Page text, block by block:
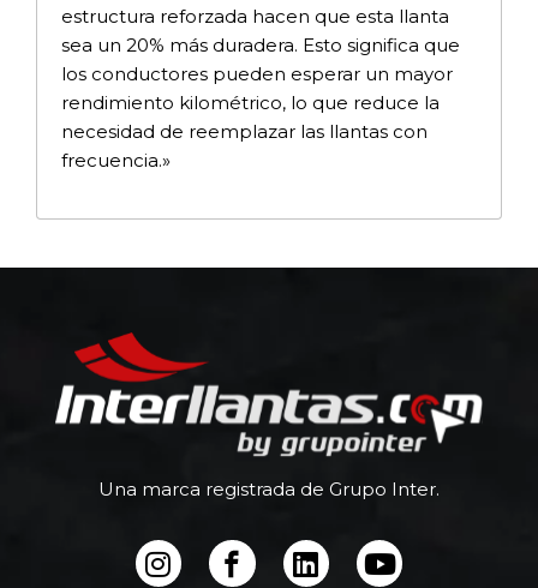
estructura reforzada hacen que esta llanta
sea un 20% más duradera. Esto significa que
los conductores pueden esperar un mayor
rendimiento kilométrico, lo que reduce la
necesidad de reemplazar las llantas con
frecuencia.»
Una marca registrada de Grupo Inter.